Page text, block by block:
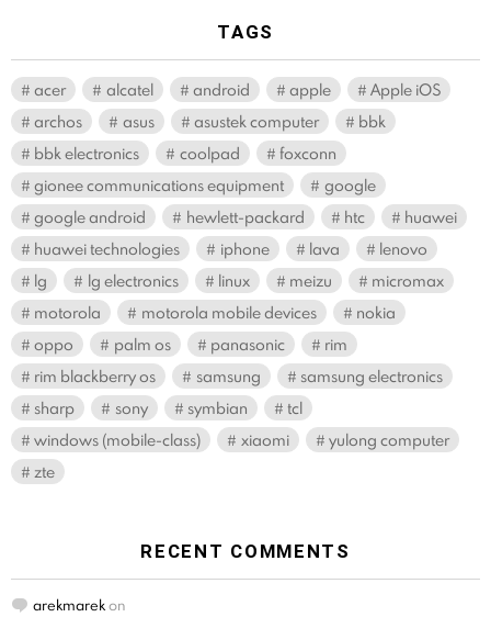
TAGS
acer alcatel android apple
Apple iOS
archos
asus asustek computer
bbk
bbk electronics
coolpad
foxconn
gionee communications equipment
google
google android
hewlett-packard htc
huawei
huawei technologies
iphone lava
lenovo
lg
lg electronics linux meizu
micromax
motorola
motorola mobile devices
nokia
oppo
palm os panasonic
rim
rim blackberry os
samsung
samsung electronics
sharp
sony symbian
tcl
windows (mobile-class)
xiaomi
yulong computer
zte
RECENT COMMENTS
arekmarekon